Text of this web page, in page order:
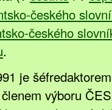
českého
českého
.
je
výboru